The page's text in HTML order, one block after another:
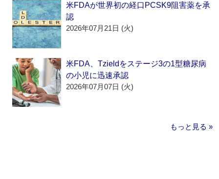
米FDAが世界初の経口PCSK9阻害薬を承
認
2026年07月21日 (火)
米FDA、Tzieldをステージ3の1型糖尿病
の小児に迅速承認
2026年07月07日 (火)
もっと見る »